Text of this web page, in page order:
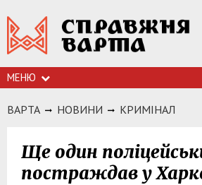
МЕНЮ
ВАРТА НОВИНИ КРИМIНАЛ
Ще один
постраждав у